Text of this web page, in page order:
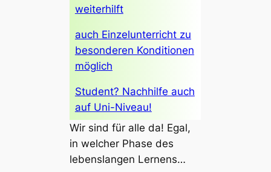
weiterhilft
auch Einzelunterricht zu
besonderen Konditionen
möglich
Student? Nachhilfe auch
auf Uni-Niveau!
Wir sind für alle da! Egal,
in welcher Phase des
lebenslangen Lernens…